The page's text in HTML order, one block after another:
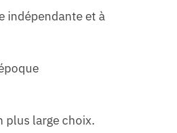
indépendante et à
plus large choix.